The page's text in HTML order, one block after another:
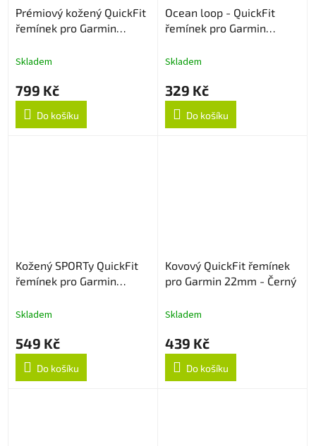
Prémiový kožený QuickFit
řemínek pro Garmin
Skladem
799 Kč
Do košíku
Ocean loop - QuickFit
řemínek pro Garmin
Skladem
329 Kč
Do košíku
Kožený SPORTy QuickFit
řemínek pro Garmin
Skladem
549 Kč
Do košíku
Kovový QuickFit řemínek
pro Garmin 22mm - Černý
Skladem
439 Kč
Do košíku